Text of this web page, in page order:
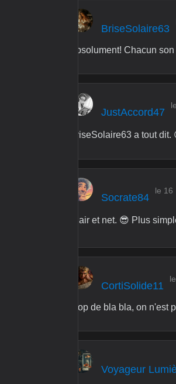
BriseSolaire63
Absolument! Chacun
JustAccord47
BriseSolaire63 a tout
Socrate84
le 16
Clair et net. 😎 Plus
CortiSolide11
Trop de bla bla, on
Voyageur